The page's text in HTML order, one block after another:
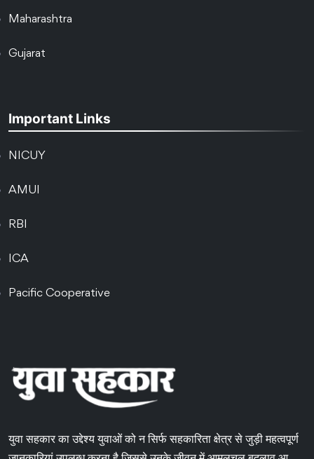
Maharashtra
Gujarat
Important Links
NICUY
AMUI
RBI
ICA
Pacific Cooperative
युवा सहकार का उद्देश्य युवाओं को न सिर्फ सहकारिता क्षेत्र से जुड़ी महत्वपूर्ण